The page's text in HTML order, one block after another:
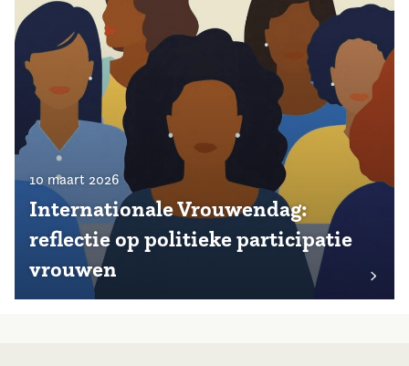
10 maart 2026
Internationale Vrouwendag:
reflectie op politieke participatie
vrouwen